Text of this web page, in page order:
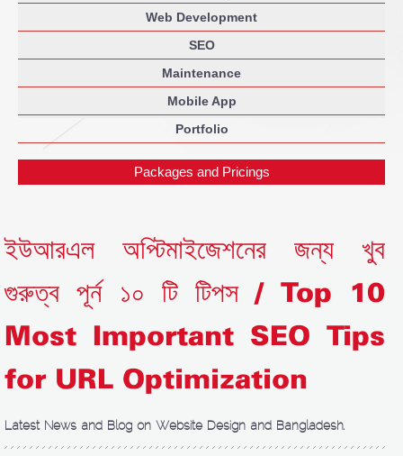
Web Development
SEO
Maintenance
Mobile App
Portfolio
Packages and Pricings
ইউআরএল অপ্টিমাইজেশনের জন্য খুব
গুরুত্ব পূর্ন ১০ টি টিপস / Top 10
Most Important SEO Tips
for URL Optimization
Latest News and Blog on Website Design and Bangladesh.